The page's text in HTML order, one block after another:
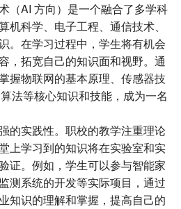
（AI 方向） 是一个融合了多学科
机科学、电子工程、通信技术、
。在学习过程中，学生将有机会
，拓宽自己的知识面和视野。通
握物联网的基本原理、传感器技
法等核心知识和技能，成为一名
实践性。职校的教学注重理论
上学习到的知识将在实验室和实
证。例如，学生可以参与智能家
测系统的开发等实际项目，通过
知识的理解和掌握，提高自己的